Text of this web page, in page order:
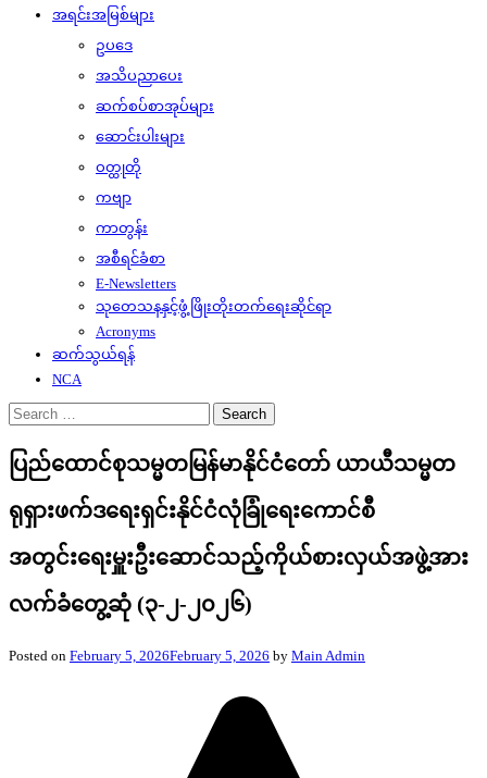
အရင်းအမြစ်များ
ဥပဒေ
အသိပညာပေး
ဆက်စပ်စာအုပ်များ
ဆောင်းပါးများ
ဝတ္ထုတို
ကဗျာ
ကာတွန်း
အစီရင်ခံစာ
E-Newsletters
သုတေသနနှင့်ဖွံ့ဖြိုးတိုးတက်ရေးဆိုင်ရာ
Acronyms
ဆက်သွယ်ရန်
NCA
Search
for:
ပြည်ထောင်စုသမ္မတမြန်မာနိုင်ငံတော် ယာယီသမ္မတ
ရုရှားဖက်ဒရေးရှင်းနိုင်ငံလုံခြုံရေးကောင်စီ
အတွင်းရေးမှူးဦးဆောင်သည့်ကိုယ်စားလှယ်အဖွဲ့အား
လက်ခံတွေ့ဆုံ (၃-၂-၂၀၂၆)
Posted on February 5, 2026February 5, 2026 by Main Admin